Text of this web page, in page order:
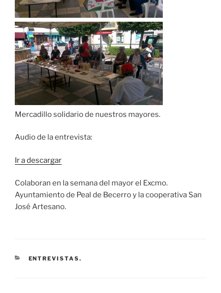
Mercadillo solidario de nuestros mayores.
Audio de la entrevista:
Ir a descargar
Colaboran en la semana del mayor el Excmo.
Ayuntamiento de Peal de Becerro y la cooperativa San
José Artesano.
CATEGORÍAS
ENTREVISTAS.